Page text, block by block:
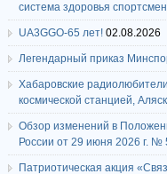
система здоровья
UA3GGO-65 лет! 02.08.2026
Легендарный приказ
Хабаровские
космической станцией,
Обзор изменений в
России от 29 июня 2026 г. №
Патриотическая акция